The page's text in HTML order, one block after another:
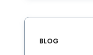
BLOG